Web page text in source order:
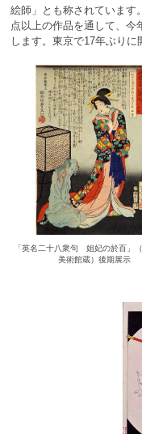
絵師」とも称されています
点以上の作品を通して、今
します。東京で17年ぶりに
「英名二十八衆句 姐妃の於百」
美術館蔵）後期展示